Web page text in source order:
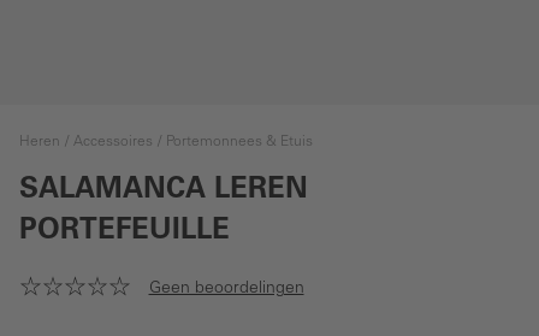
Heren Accessoires Portemonnees & Etuis
SALAMANCA LEREN
PORTEFEUILLE
Geen beoordelingen